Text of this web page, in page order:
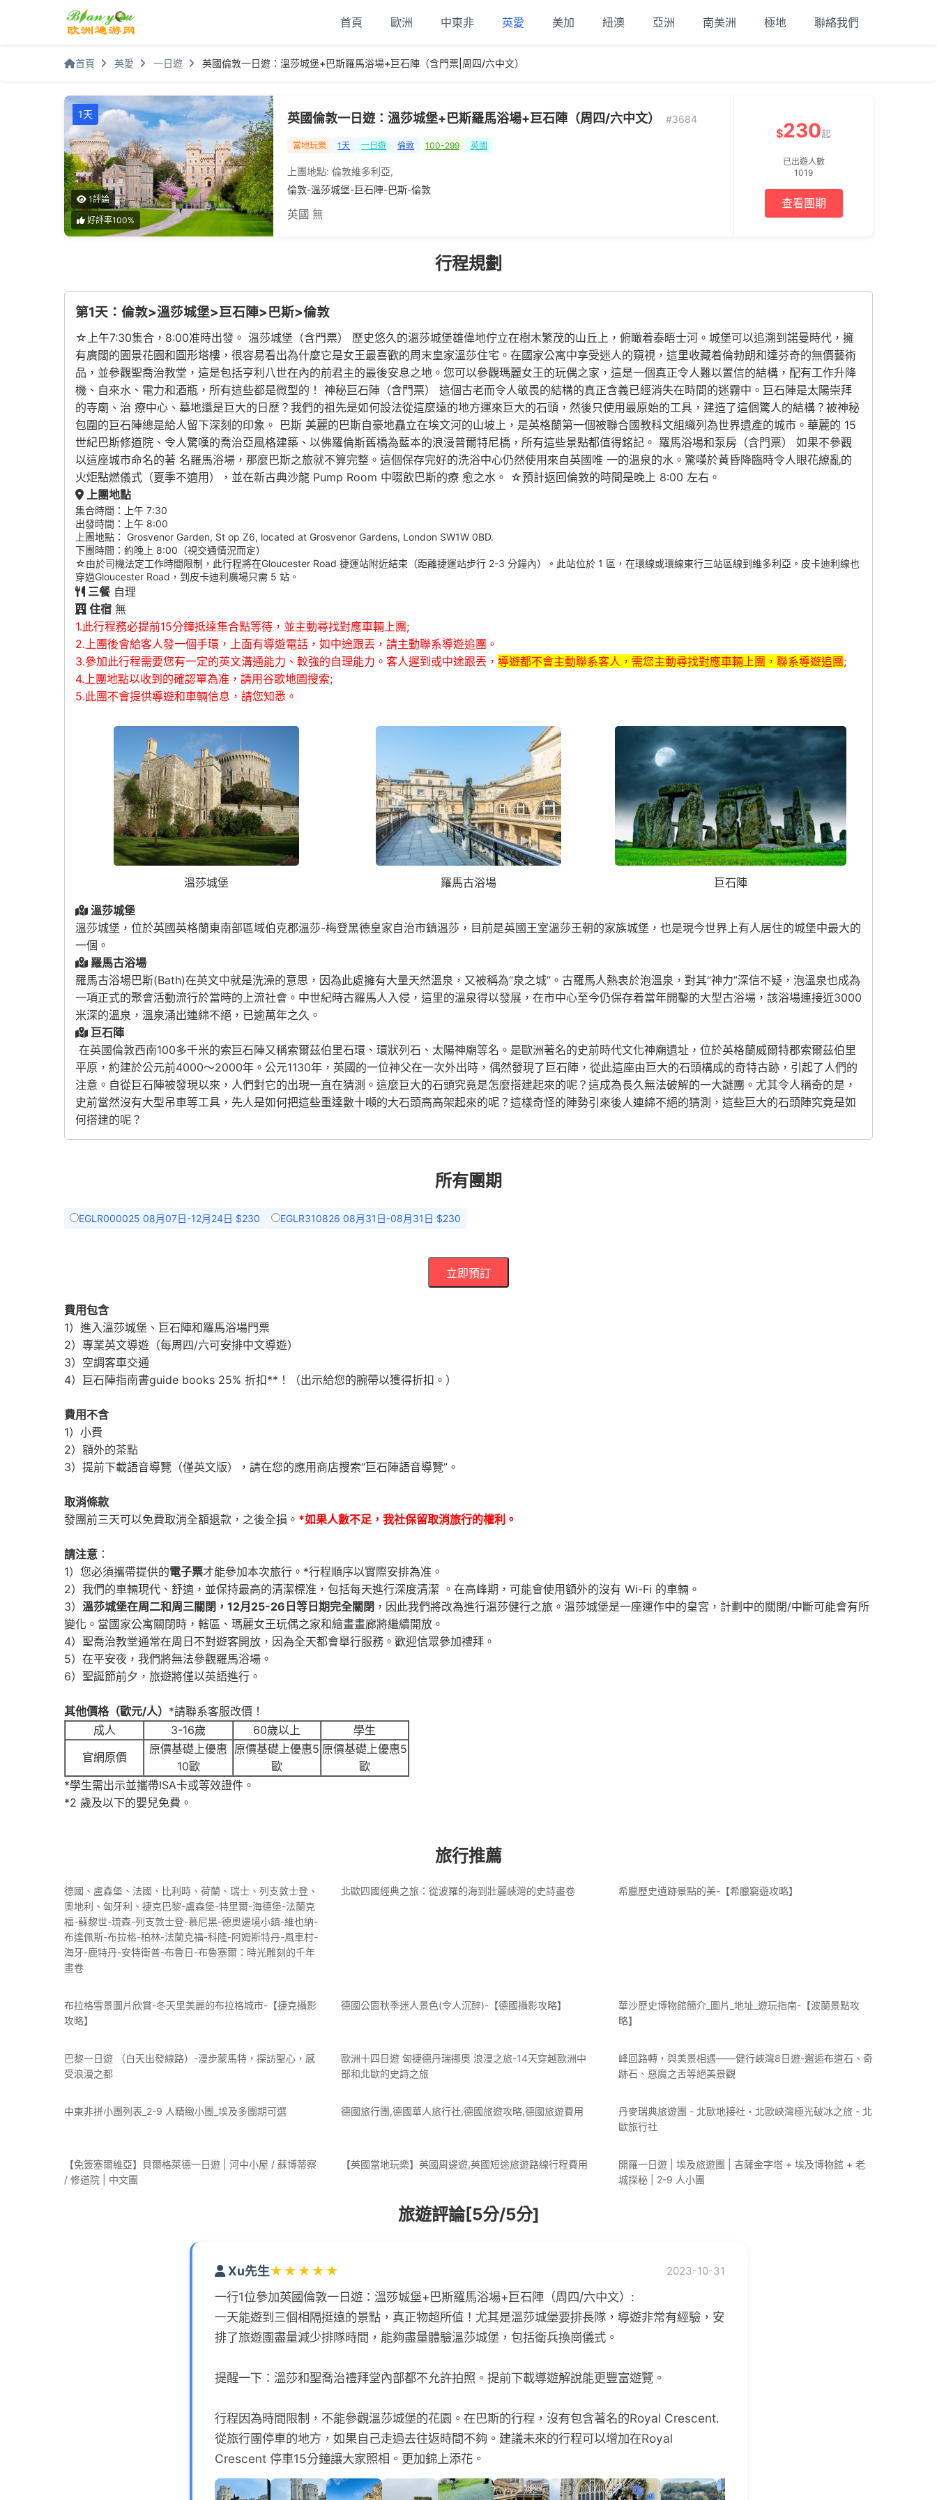
首頁 歐洲 中東非 英愛 美加 紐澳 亞洲 南美洲 極地 聯絡我們
首頁 英愛 一日遊 英國倫敦一日遊：溫莎城堡+巴斯羅馬浴場+巨石陣（含門票|周四/六中文）
1天
1評論
好評率100%
英國倫敦一日遊：溫莎城堡+巴斯羅馬浴場+巨石陣（周四/六中文） #3684
當地玩樂 1天 一日遊 倫敦 100-299 英國
上團地點: 倫敦維多利亞,
倫敦-溫莎城堡-巨石陣-巴斯-倫敦
英國 無
$230起
已出遊人數
1019
查看團期
行程規劃
第1天：倫敦>溫莎城堡>巨石陣>巴斯>倫敦
☆上午7:30集合，8:00准時出發。 溫莎城堡（含門票） 歷史悠久的溫莎城堡雄偉地佇立在樹木繁茂的山丘上，俯瞰着泰晤士河。城堡可以追溯到諾曼時代，擁
有廣闊的園景花園和圓形塔樓，很容易看出為什麼它是女王最喜歡的周末皇家溫莎住宅。在國家公寓中享受迷人的窺視，這里收藏着倫勃朗和達芬奇的無價藝術
品，並參觀聖喬治教堂，這是包括亨利八世在內的前君主的最後安息之地。您可以參觀瑪麗女王的玩偶之家，這是一個真正令人難以置信的結構，配有工作升降
機、自來水、電力和酒瓶，所有這些都是微型的！ 神秘巨石陣（含門票） 這個古老而令人敬畏的結構的真正含義已經消失在時間的迷霧中。巨石陣是太陽崇拜
的寺廟、治 療中心、墓地還是巨大的日歷？我們的祖先是如何設法從這麼遠的地方運來巨大的石頭，然後只使用最原始的工具，建造了這個驚人的結構？被神秘
包圍的巨石陣總是給人留下深刻的印象。 巴斯 美麗的巴斯自豪地矗立在埃文河的山坡上，是英格蘭第一個被聯合國教科文組織列為世界遺產的城市。華麗的 15
世紀巴斯修道院、令人驚嘆的喬治亞風格建築、以佛羅倫斯舊橋為藍本的浪漫普爾特尼橋，所有這些景點都值得銘記。 羅馬浴場和泵房（含門票） 如果不參觀
以這座城市命名的著 名羅馬浴場，那麼巴斯之旅就不算完整。這個保存完好的洗浴中心仍然使用來自英國唯 一的溫泉的水。驚嘆於黃昏降臨時令人眼花繚亂的
火炬點燃儀式（夏季不適用），並在新古典沙龍 Pump Room 中啜飲巴斯的療 愈之水。 ☆預計返回倫敦的時間是晚上 8:00 左右。
上團地點
集合時間：上午 7:30
出發時間：上午 8:00
上團地點： Grosvenor Garden, St op Z6, located at Grosvenor Gardens, London SW1W 0BD.
下團時間：約晚上 8:00（視交通情況而定）
☆由於司機法定工作時間限制，此行程將在Gloucester Road 捷運站附近結束（距離捷運站步行 2-3 分鐘內）。此站位於 1 區，在環線或環線東行三站區線到維多利亞。皮卡迪利線也
穿過Gloucester Road，到皮卡迪利廣場只需 5 站。
三餐自理
住宿 無
1.此行程務必提前15分鐘抵達集合點等待，並主動尋找對應車輛上團;
2.上團後會給客人發一個手環，上面有導遊電話，如中途跟丟，請主動聯系導遊追團。
3.參加此行程需要您有一定的英文溝通能力、較強的自理能力。客人遲到或中途跟丟， 導遊都不會主動聯系客人，需您主動尋找對應車輛上團，聯系導遊追團;
4.上團地點以收到的確認單為准，請用谷歌地圖搜索;
5.此團不會提供導遊和車輛信息，請您知悉。
溫莎城堡 羅馬古浴場
巨石陣
溫莎城堡
溫莎城堡，位於英國英格蘭東南部區域伯克郡溫莎-梅登黑德皇家自治市鎮溫莎，目前是英國王室溫莎王朝的家族城堡，也是現今世界上有人居住的城堡中最大的
一個。
羅馬古浴場
羅馬古浴場巴斯(Bath)在英文中就是洗澡的意思，因為此處擁有大量天然溫泉，又被稱為“泉之城”。古羅馬人熱衷於泡溫泉，對其“神力”深信不疑，泡溫泉也成為
一項正式的聚會活動流行於當時的上流社會。中世紀時古羅馬人入侵，這里的溫泉得以發展，在市中心至今仍保存着當年開鑿的大型古浴場，該浴場連接近3000
米深的溫泉，溫泉涌出連綿不絕，已逾萬年之久。
巨石陣
在英國倫敦西南100多千米的索巨石陣又稱索爾茲伯里石環、環狀列石、太陽神廟等名。是歐洲著名的史前時代文化神廟遺址，位於英格蘭威爾特郡索爾茲伯里
平原，約建於公元前4000～2000年。公元1130年，英國的一位神父在一次外出時，偶然發現了巨石陣，從此這座由巨大的石頭構成的奇特古跡，引起了人們的
注意。自從巨石陣被發現以來，人們對它的出現一直在猜測。這麼巨大的石頭究竟是怎麼搭建起來的呢？這成為長久無法破解的一大謎團。尤其令人稱奇的是，
史前當然沒有大型吊車等工具，先人是如何把這些重達數十噸的大石頭高高架起來的呢？這樣奇怪的陣勢引來後人連綿不絕的猜測，這些巨大的石頭陣究竟是如
何搭建的呢？
所有團期
EGLR000025 08月07日-12月24日 $230 EGLR310826 08月31日-08月31日 $230
立即預訂
費用包含
1）進入溫莎城堡、巨石陣和羅馬浴場門票
2）專業英文導遊（每周四/六可安排中文導遊）
3）空調客車交通
4）巨石陣指南書guide books 25% 折扣**！（出示給您的腕帶以獲得折扣。）
費用不含
1）小費
2）額外的茶點
3）提前下載語音導覽（僅英文版），請在您的應用商店搜索“巨石陣語音導覽”。
取消條款
發團前三天可以免費取消全額退款，之後全損。 *如果人數不足，我社保留取消旅行的權利。
請注意 ：
1）您必須攜帶提供的電子票才能參加本次旅行。*行程順序以實際安排為准。
2）我們的車輛現代、舒適，並保持最高的清潔標准，包括每天進行深度清潔 。在高峰期，可能會使用額外的沒有 Wi-Fi 的車輛。
3） 溫莎城堡在周二和周三關閉，12月25-26日等日期完全關閉 ，因此我們將改為進行溫莎健行之旅。溫莎城堡是一座運作中的皇宮，計劃中的關閉/中斷可能會有所
變化。當國家公寓關閉時，轄區、瑪麗女王玩偶之家和繪畫畫廊將繼續開放。
4）聖喬治教堂通常在周日不對遊客開放，因為全天都會舉行服務。歡迎信眾參加禮拜。
5）在平安夜，我們將無法參觀羅馬浴場。
6）聖誕節前夕，旅遊將僅以英語進行。
其他價格（歐元/人） *請聯系客服改價！
成人
3-16歲 60歲以上
學生
官網原價
原價基礎上優惠
10歐
原價基礎上優惠5
歐
原價基礎上優惠5
歐
*學生需出示並攜帶ISA卡或等效證件。
*2 歲及以下的嬰兒免費。
旅行推薦
德國、盧森堡、法國、比利時、荷蘭、瑞士、列支敦士登、
奧地利、匈牙利、捷克巴黎-盧森堡-特里爾-海德堡-法蘭克
福-蘇黎世-琉森-列支敦士登-慕尼黑-德奧邊境小鎮-維也納-
布達佩斯-布拉格-柏林-法蘭克福-科隆-阿姆斯特丹-風車村-
海牙-鹿特丹-安特衛普-布魯日-布魯塞爾：時光雕刻的千年
畫卷
北歐四國經典之旅：從波羅的海到壯麗峽灣的史詩畫卷 希臘歷史遺跡景點的美-【希臘窮遊攻略】
布拉格雪景圖片欣賞-冬天里美麗的布拉格城市-【捷克攝影
攻略】
德國公園秋季迷人景色(令人沉醉)-【德國攝影攻略】
華沙歷史博物館簡介_圖片_地址_遊玩指南-【波蘭景點攻
略】
巴黎一日遊 （白天出發線路）-漫步蒙馬特，探訪聖心，感
受浪漫之都
歐洲十四日遊 匈捷德丹瑞挪奧 浪漫之旅-14天穿越歐洲中
部和北歐的史詩之旅
峰回路轉，與美景相遇——健行峽灣8日遊-邂逅布道石、奇
跡石、惡魔之舌等絕美景觀
中東非拼小團列表_2-9 人精緻小團_埃及多團期可選 德國旅行團,德國華人旅行社,德國旅遊攻略,德國旅遊費用
丹麥瑞典旅遊團 - 北歐地接社・北歐峽灣極光破冰之旅 - 北
歐旅行社
【免簽塞爾維亞】貝爾格萊德一日遊 | 河中小屋 / 蘇博蒂察
/ 修道院 | 中文團
【英國當地玩樂】英國周邊遊,英國短途旅遊路線行程費用
開羅一日遊 | 埃及旅遊團 | 吉薩金字塔 + 埃及博物館 + 老
城探秘 | 2-9 人小團
旅遊評論[5分/5分]
Xu先生★ ★ ★ ★ ★ 2023-10-31
一行1位參加英國倫敦一日遊：溫莎城堡+巴斯羅馬浴場+巨石陣（周四/六中文）:
一天能遊到三個相隔挺遠的景點，真正物超所值！尤其是溫莎城堡要排長隊，導遊非常有經驗，安
排了旅遊團盡量減少排隊時間，能夠盡量體驗溫莎城堡，包括衛兵換崗儀式。
提醒一下：溫莎和聖喬治禮拜堂內部都不允許拍照。提前下載導遊解說能更豐富遊覽。
行程因為時間限制，不能參觀溫莎城堡的花園。在巴斯的行程，沒有包含著名的Royal Crescent.
從旅行團停車的地方，如果自己走過去往返時間不夠。建議未來的行程可以增加在Royal
Crescent 停車15分鐘讓大家照相。更加錦上添花。